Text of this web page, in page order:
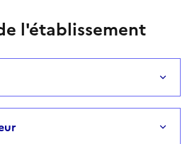
l'établissement